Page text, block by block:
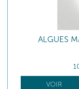
ALGUES
VOIR